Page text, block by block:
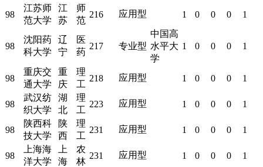
98
江苏师
范大学
江
苏
师
范
216 应用型 1 0 0 0 1
98
沈阳药
科大学
辽
宁
医
药
217 专业型
中国高
水平大
学
1 0 0 0 1
98
重庆交
通大学
重
庆
理
工
218 应用型 1 0 0 0 1
98
武汉纺
织大学
湖
北
理
工
223 应用型 1 0 0 0 1
98
陕西科
技大学
陕
西
理
工
231 应用型 1 0 0 0 1
98
上海海
洋大学
上
海
农
林
231 应用型 1 0 0 0 1